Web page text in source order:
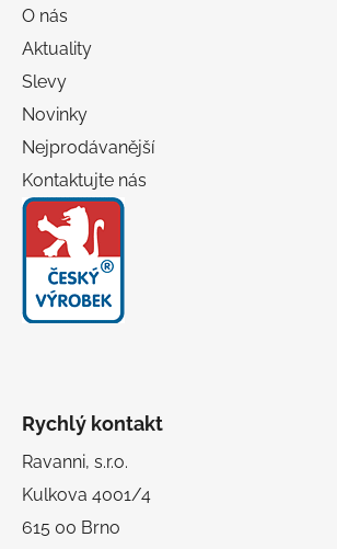
O nás
Aktuality
Slevy
Novinky
Nejprodávanější
Kontaktujte nás
Rychlý kontakt
Ravanni, s.r.o.
Kulkova 4001/4
615 00 Brno